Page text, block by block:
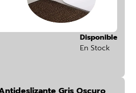
Disponible
En Stock